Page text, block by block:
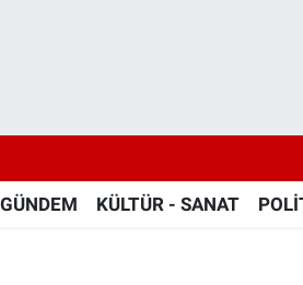
GÜNDEM KÜLTÜR - SANAT